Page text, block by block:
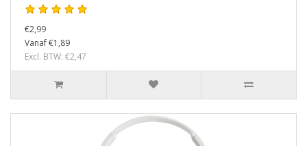
€2,99
Vanaf €1,89
Excl. BTW: €2,47